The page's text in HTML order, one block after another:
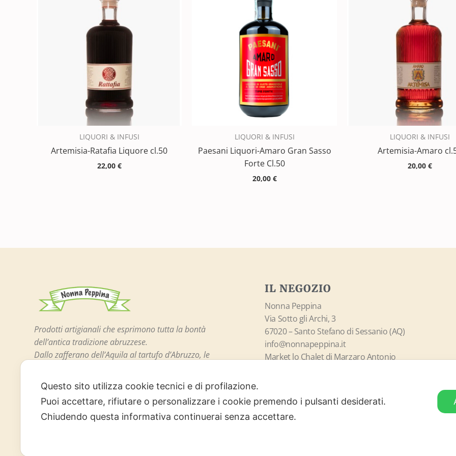
LIQUORI & INFUSI
Artemisia-Ratafia Liquore cl.50
22,00 €
LIQUORI & INFUSI
Paesani Liquori-Amaro Gran Sasso
Forte Cl.50
20,00 €
LIQUORI & INFUSI
Artemisia-Amaro
20,00 €
Prodotti artigianali che esprimono tutta la bontà
dell’antica tradizione abruzzese.
Dallo zafferano dell’Aquila al tartufo d’Abruzzo, le
celebri lenticchie di Santo Stefano di Sessanio e
tutta l’arte dolciaria abruzzese.
IL NEGOZIO
Nonna Peppina
Via Sotto gli Archi, 3
67020 – Santo Stefano di Sessanio (AQ)
info@nonnapeppina.it
Market lo Chalet di Marzaro Antonio
ORARI DI APERTURA
Lunedì – Domenica
Questo sito utilizza cookie tecnici e di profilazione.
Puoi accettare, rifiutare o personalizzare i cookie premendo i pulsanti desiderati.
Chiudendo questa informativa continuerai senza accettare.